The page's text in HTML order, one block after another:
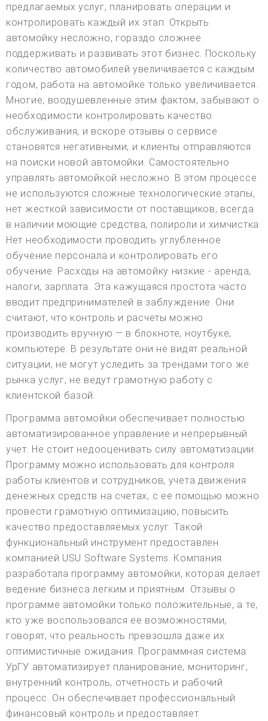
предлагаемых услуг, планировать операции и
контролировать каждый их этап. Открыть
автомойку несложно, гораздо сложнее
поддерживать и развивать этот бизнес. Поскольку
количество автомобилей увеличивается с каждым
годом, работа на автомойке только увеличивается.
Многие, воодушевленные этим фактом, забывают о
необходимости контролировать качество
обслуживания, и вскоре отзывы о сервисе
становятся негативными, и клиенты отправляются
на поиски новой автомойки. Самостоятельно
управлять автомойкой несложно. В этом процессе
не используются сложные технологические этапы,
нет жесткой зависимости от поставщиков, всегда
в наличии моющие средства, полироли и химчистка.
Нет необходимости проводить углубленное
обучение персонала и контролировать его
обучение. Расходы на автомойку низкие - аренда,
налоги, зарплата. Эта кажущаяся простота часто
вводит предпринимателей в заблуждение. Они
считают, что контроль и расчеты можно
производить вручную — в блокноте, ноутбуке,
компьютере. В результате они не видят реальной
ситуации, не могут уследить за трендами того же
рынка услуг, не ведут грамотную работу с
клиентской базой.
Программа автомойки обеспечивает полностью
автоматизированное управление и непрерывный
учет. Не стоит недооценивать силу автоматизации.
Программу можно использовать для контроля
работы клиентов и сотрудников, учета движения
денежных средств на счетах, с ее помощью можно
провести грамотную оптимизацию, повысить
качество предоставляемых услуг. Такой
функциональный инструмент предоставлен
компанией USU Software Systems. Компания
разработала программу автомойки, которая делает
ведение бизнеса легким и приятным. Отзывы о
программе автомойки только положительные, а те,
кто уже воспользовался ее возможностями,
говорят, что реальность превзошла даже их
оптимистичные ожидания. Программная система
УрГУ автоматизирует планирование, мониторинг,
внутренний контроль, отчетность и рабочий
процесс. Он обеспечивает профессиональный
финансовый контроль и предоставляет